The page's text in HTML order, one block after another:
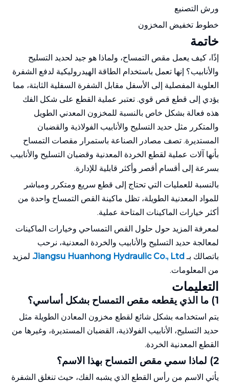
ورش التصنيع
خطوط تخفيض المخزون
خاتمة
إذًا، كيف يعمل مقص التمساح، ولماذا هو جيد لحديد التسليح
والأنابيب؟ إنها تعمل باستخدام الطاقة الهيدروليكية لدفع الشفرة
العلوية المفصلية إلى الأسفل مقابل الشفرة السفلية الثابتة، مما
يؤدي إلى قطع قص قوي. تعتبر عملية القطع على شكل الفك
هذه فعالة بشكل خاص بالنسبة للمخزون المعدني الطويل
والمتكرر مثل حديد التسليح والأنابيب الفولاذية والقضبان
المستديرة. تصف مصادر الصناعة باستمرار مقصات التمساح
بأنها آلات عملية لقطع الخردة المعدنية وقضبان التسليح والأنابيب
بسرعة إلى أقسام أقصر وأكثر قابلية للإدارة.
بالنسبة للعمليات التي تحتاج إلى قطع سريع ومتكرر ومباشر
للمواد المعدنية الطويلة، تظل ماكينة القص التمساح واحدة من
أكثر خيارات الماكينات المتاحة عملية.
لمعرفة المزيد حول حلول القص التمساحي وخيارات الماكينات
لمعالجة حديد التسليح والأنابيب والخردة المعدنية، نرحب
باتصالك بـ Jiangsu Huanhong Hydraulic Co., Ltd. لمزيد
من المعلومات.
التعليمات
1) ما الذي يقطعه مقص التمساح بشكل أساسي؟
يتم استخدامه بشكل شائع لقطع مخزون المعادن الطويلة مثل
حديد التسليح، الأنابيب الفولاذية، القضبان المستديرة، وغيرها من
القطع المعدنية الخردة.
2) لماذا سمي مقص التمساح بهذا الاسم؟
يأتي الاسم من رأس القطع الذي يشبه الفك، حيث تنغلق الشفرة